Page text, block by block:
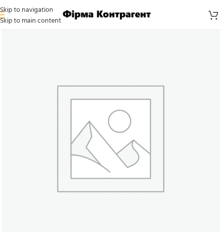
Skip to navigation
Skip to main content